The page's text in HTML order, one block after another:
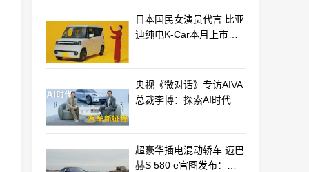
日本国民女演员代言 比亚
迪纯电K-Car本月上市：
央视《微对话》专访AIVA
总裁李博：探索AI时代汽
超豪华插电混动轿车 迈巴
赫S 580 e官图发布：老